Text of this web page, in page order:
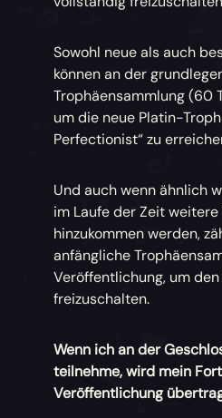
Sowohl neue als auch
können an der
Trophäensammlung (60
um die neue Platin-
Perfectionist“ zu
Und auch wenn ähnlich
im Laufe der Zeit weitere
hinzukommen werden,
anfängliche
Veröffentlichung, um
freizuschalten.
Wenn ich an der
teilnehme, wird mein
Veröffentlichung